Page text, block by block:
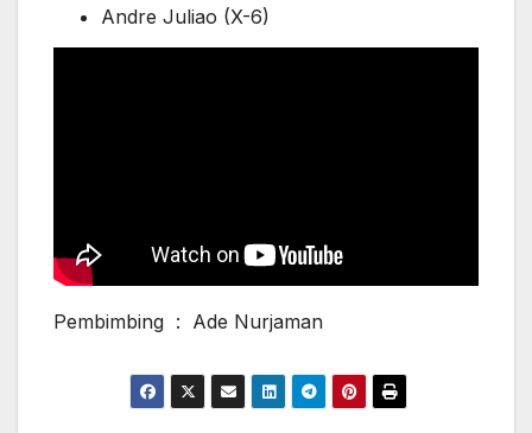
Andre Juliao (X-6)
Pembimbing : Ade Nurjaman